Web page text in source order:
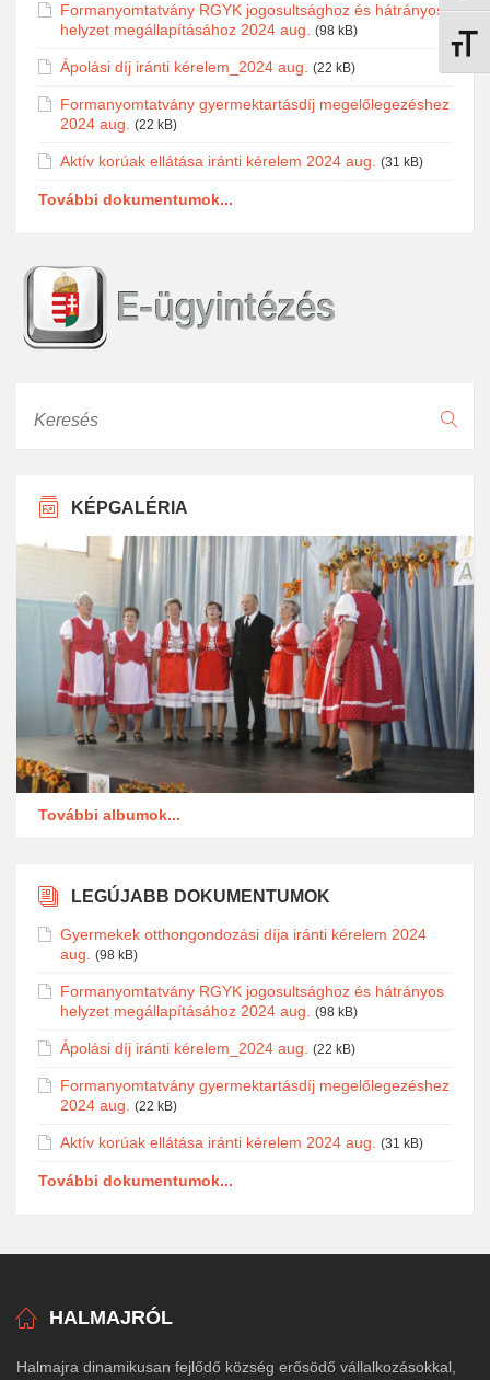
Formanyomtatvány RGYK jogosultsághoz és hátrányos
helyzet megállapításához 2024 aug. (98 kB)
Ápolási díj iránti kérelem_2024 aug. (22 kB)
Formanyomtatvány gyermektartásdíj megelőlegezéshez
2024 aug. (22 kB)
Aktív korúak ellátása iránti kérelem 2024 aug. (31 kB)
További dokumentumok...
KÉPGALÉRIA
További albumok...
LEGÚJABB DOKUMENTUMOK
Gyermekek otthongondozási díja iránti kérelem 2024
aug. (98 kB)
Formanyomtatvány RGYK jogosultsághoz és hátrányos
helyzet megállapításához 2024 aug. (98 kB)
Ápolási díj iránti kérelem_2024 aug. (22 kB)
Formanyomtatvány gyermektartásdíj megelőlegezéshez
2024 aug. (22 kB)
Aktív korúak ellátása iránti kérelem 2024 aug. (31 kB)
További dokumentumok...
HALMAJRÓL
Halmajra dinamikusan fejlődő község erősödő vállalkozásokkal,